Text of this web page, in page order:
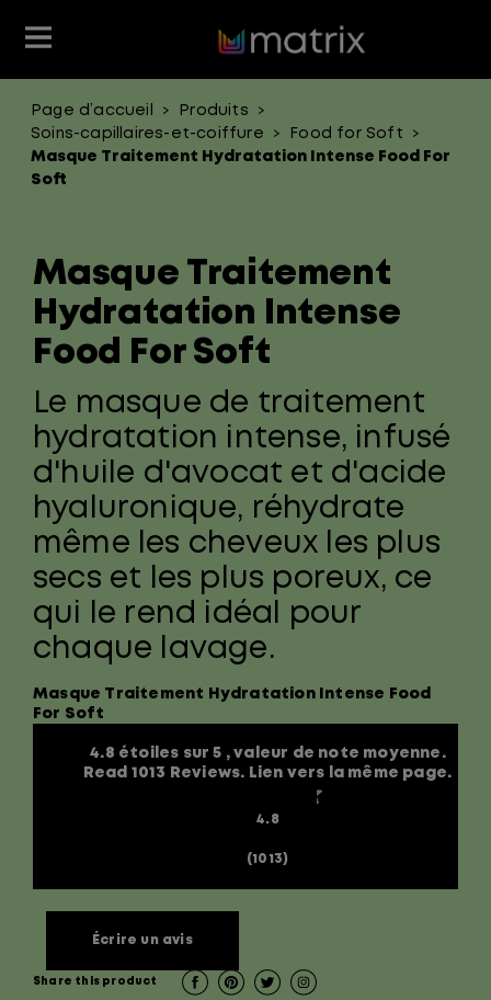
En évidence
Gamme de produit
Produits coiffants
En évidence
Éducation
Soins Capillaires
Club Matrix
Page d’accueil > Produits >
Soins-capillaires-et-coiffure > Food for Soft >
Masque Traitement Hydratation Intense Food For
Soft
Masque Traitement
Hydratation Intense
Food For Soft
Le masque de traitement
hydratation intense, infusé
d'huile d'avocat et d'acide
hyaluronique, réhydrate
même les cheveux les plus
secs et les plus poreux, ce
qui le rend idéal pour
chaque lavage.
Masque Traitement Hydratation Intense Food
For Soft
4.8 étoiles sur 5 , valeur de note moyenne.
Read 1013 Reviews. Lien vers la même page.
4.8
(1013)
Écrire un avis
Share this product